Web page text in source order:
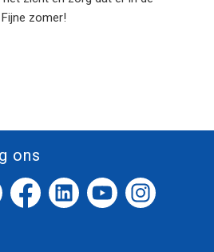
zomer!
ons